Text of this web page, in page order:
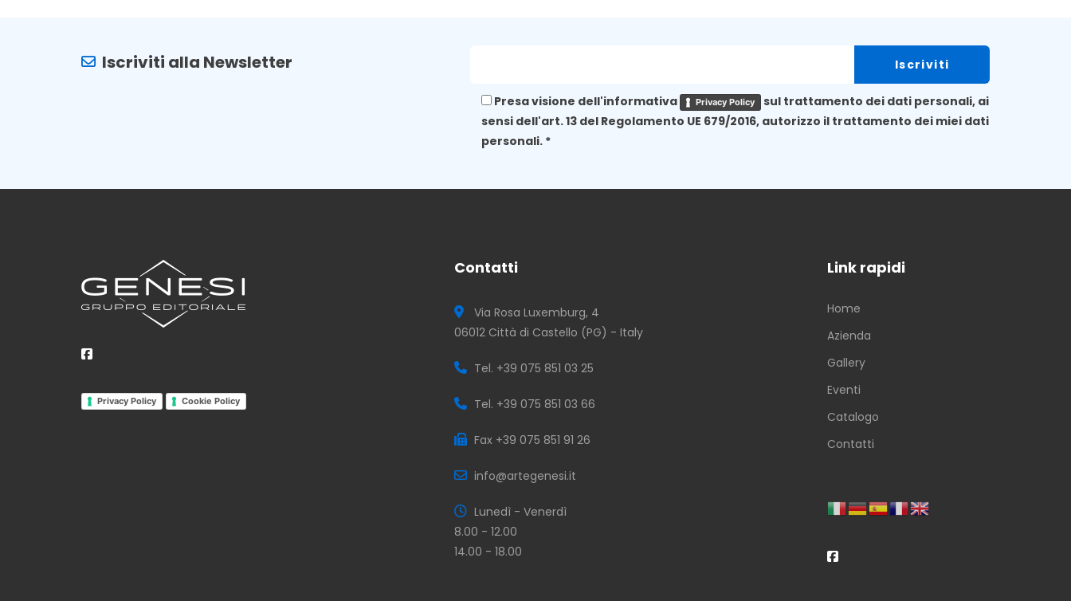
Iscriviti alla Newsletter
Presa visione dell'informativa Privacy Policy
sul trattamento dei dati personali, ai
sensi dell'art. 13 del Regolamento UE 679/2016, autorizzo il trattamento dei miei dati
personali. *
Privacy Policy Cookie Policy
Contatti
Via Rosa Luxemburg, 4
06012 Città di Castello (PG) - Italy
Tel. +39 075 851 03 25
Tel. +39 075 851 03 66
Fax +39 075 851 91 26
info@artegenesi.it
Lunedì - Venerdì
8.00 - 12.00
14.00 - 18.00
Link rapidi
Home
Azienda
Gallery
Eventi
Catalogo
Contatti